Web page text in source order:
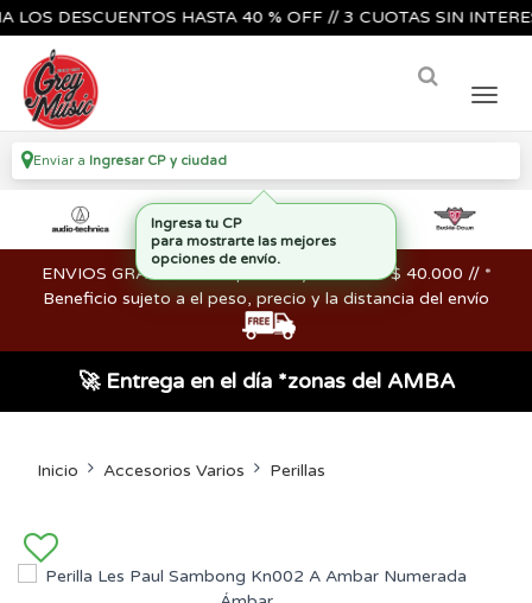
DESCUENTOS HASTA 40 % OFF // 3 CUOTAS SIN
Enviar a Ingresar CP y ciudad
ENVIOS GRATIS en compras mayores a los $ 40.000 // *
Beneficio sujeto a el peso, precio y la distancia del envío
🚀 Entrega en el día *zonas del AMBA
Inicio Accesorios Varios Perillas